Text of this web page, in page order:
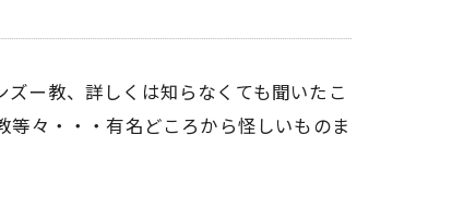
ー教、詳しくは知らなくても聞いたこ
等々・・・有名どころから怪しいものま